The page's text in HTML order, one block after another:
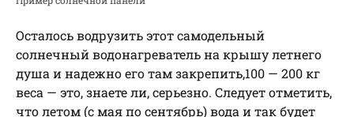
Осталось водрузить этот самодельный
солнечный водонагреватель на крышу летнего
душа и надежно его там закрепить,100 — 200 кг
веса — это, знаете ли, серьезно. Следует отметить,
что летом (с мая по сентябрь) вода и так будет